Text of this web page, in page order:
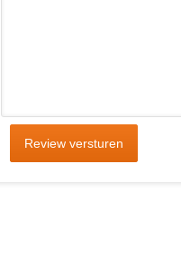
Review versturen